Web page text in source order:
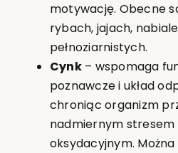
motywację. Obecne
rybach, jajach,
pełnoziarnistych.
Cynk– wspomaga
poznawcze i układ
chroniąc organizm
nadmiernym stresem
oksydacyjnym.